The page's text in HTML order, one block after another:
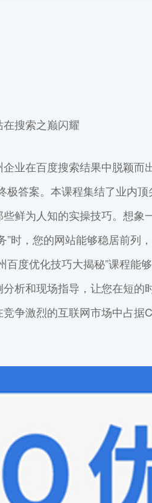
搜索之巅闪耀
业在百度搜索结果中脱颖而
极答案。本课程集结了业内
鲜为人知的实操技巧。想象
”时，您的网站能够稳居前
百度优化技巧大揭秘”课程能
析和现场指导，让您在短的
争激烈的互联网市场中占据